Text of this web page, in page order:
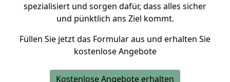
spezialisiert und sorgen dafür, dass alles sicher
und pünktlich ans Ziel kommt.
Füllen Sie jetzt das Formular aus und erhalten Sie
kostenlose Angebote
Kostenlose Angebote erhalten